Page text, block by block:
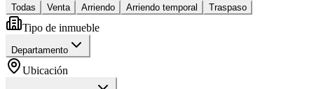
Todas Venta Arriendo Arriendo temporal Traspaso
Tipo de inmueble
Departamento
Ubicación